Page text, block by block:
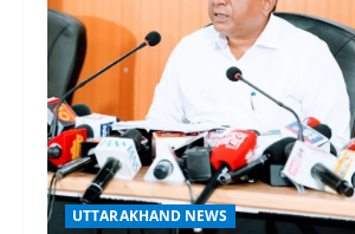
UTTARAKHAND NEWS